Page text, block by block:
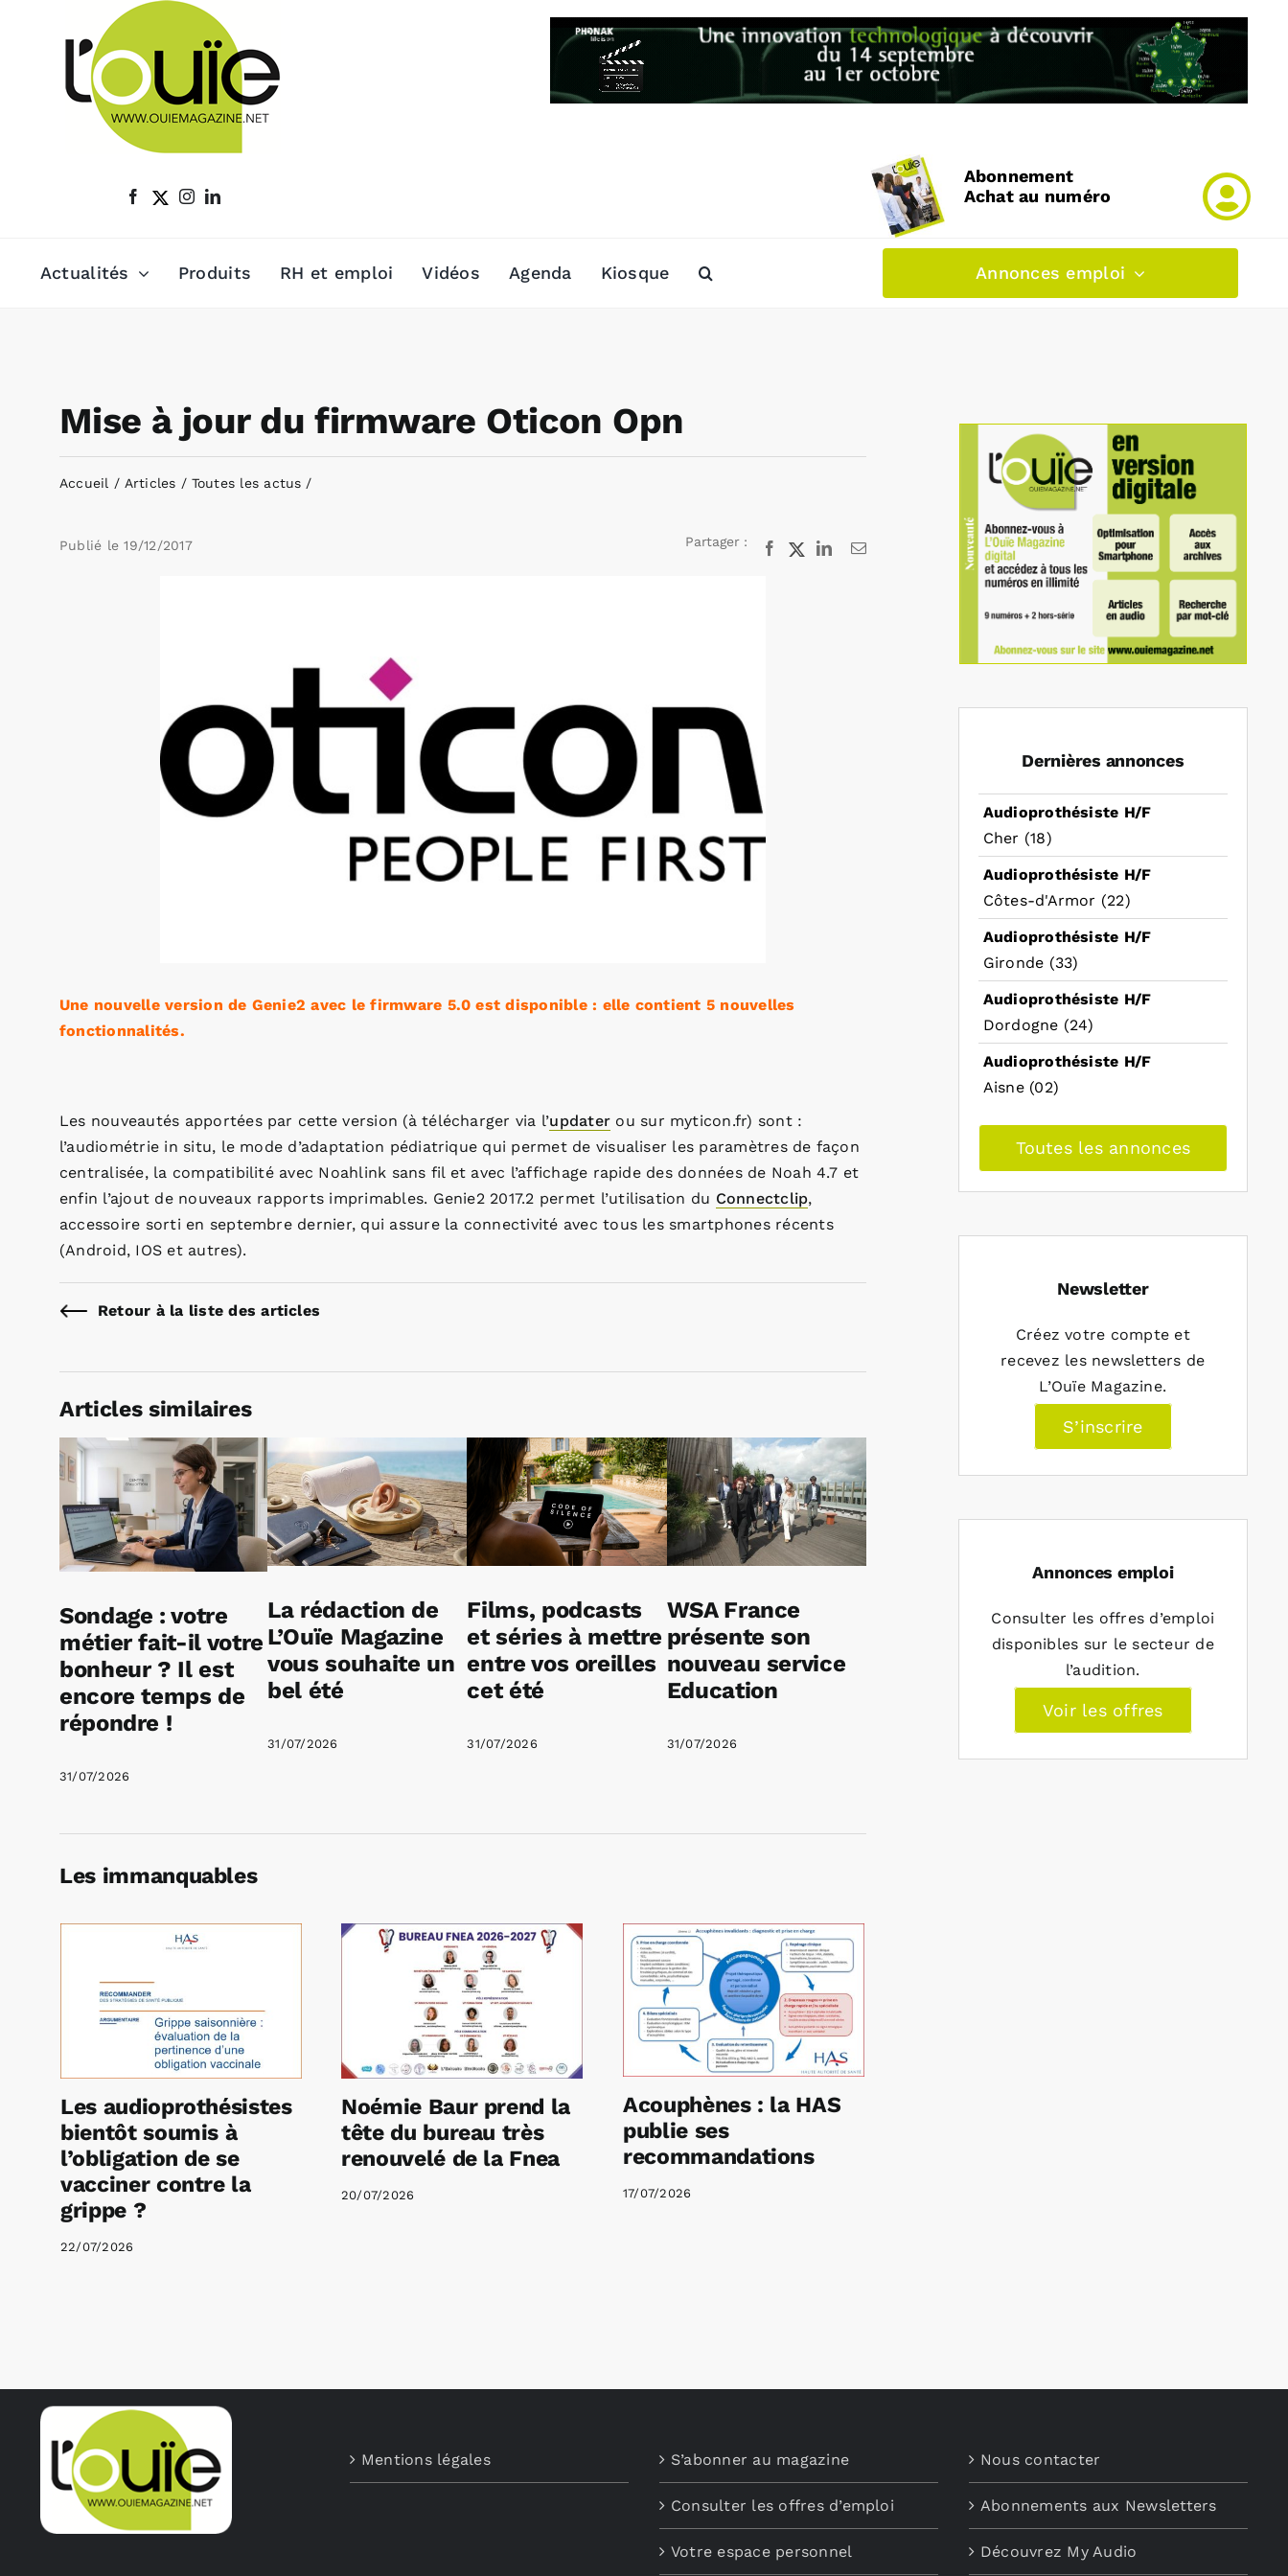
Abonnement
Achat au numéro
Actualités Produits RH et emploi Vidéos Agenda Kiosque Annonces emploi
Mise à jour du firmware Oticon Opn
Accueil Articles Toutes les actus
Publié le 19/12/2017 Partager : Facebook
X LinkedInEmail
Une nouvelle version de Genie2 avec le firmware 5.0 est disponible : elle contient 5 nouvelles
fonctionnalités.
Les nouveautés apportées par cette version (à télécharger via l’updater ou sur myticon.fr) sont :
l’audiométrie in situ, le mode d’adaptation pédiatrique qui permet de visualiser les paramètres de façon
centralisée, la compatibilité avec Noahlink sans fil et avec l’affichage rapide des données de Noah 4.7 et
enfin l’ajout de nouveaux rapports imprimables. Genie2 2017.2 permet l’utilisation du Connectclip,
accessoire sorti en septembre dernier, qui assure la connectivité avec tous les smartphones récents
(Android, IOS et autres).
Retour à la liste des articles
Articles similaires
Sondage : votre
métier fait-il votre
bonheur ? Il est
encore temps de
répondre !
31/07/2026
La rédaction de
L’Ouïe Magazine
vous souhaite un
bel été
31/07/2026
Films, podcasts
et séries à mettre
entre vos oreilles
cet été
31/07/2026
WSA France
présente son
nouveau service
Education
31/07/2026
Les immanquables
Les audioprothésistes
bientôt soumis à
l’obligation de se
vacciner contre la
grippe ?
22/07/2026
Noémie Baur prend la
tête du bureau très
renouvelé de la Fnea
20/07/2026
Acouphènes : la HAS
publie ses
recommandations
17/07/2026
Dernières annonces
Audioprothésiste H/F
Cher (18)
Audioprothésiste H/F
Côtes-d'Armor (22)
Audioprothésiste H/F
Gironde (33)
Audioprothésiste H/F
Dordogne (24)
Audioprothésiste H/F
Aisne (02)
Toutes les annonces
Newsletter
Créez votre compte et
recevez les newsletters de
L’Ouïe Magazine.
S’inscrire
Annonces emploi
Consulter les offres d’emploi
disponibles sur le secteur de
l’audition.
Voir les offres
Mentions légales S’abonner au magazine
Consulter les offres d’emploi
Votre espace personnel
Nous contacter
Abonnements aux Newsletters
Découvrez My Audio